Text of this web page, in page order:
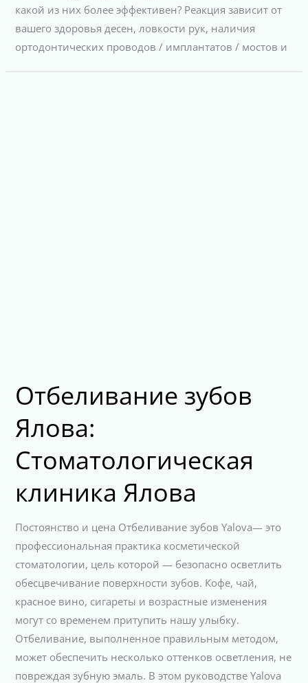
какой из них более эффективен? Реакция зависит от
вашего здоровья десен, ловкости рук, наличия
ортодонтических проводов / имплантатов / мостов и
Отбеливание зубов
Ялова:
Стоматологическая
клиника Ялова
Постоянство и цена Отбеливание зубов Yalova— это
профессиональная практика косметической
стоматологии, цель которой — безопасно осветлить
обесцвечивание поверхности зубов. Кофе, чай,
красное вино, сигареты и возрастные изменения
могут со временем притупить нашу улыбку.
Отбеливание, выполненное правильным методом,
может обеспечить несколько оттенков осветления, не
повреждая зубную эмаль. В этом руководстве Yalova